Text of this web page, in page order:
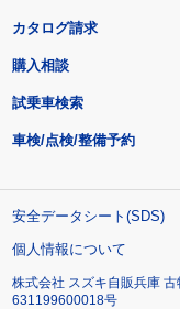
カタログ請求
購入相談
試乗車検索
車検/点検/整備予約
安全データシート(SDS)
個人情報について
株式会社 スズキ自販兵庫
631199600018号